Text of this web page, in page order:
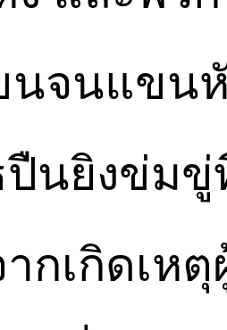
นจนแขน
ปืนยิงข่ม
กเกิดเห